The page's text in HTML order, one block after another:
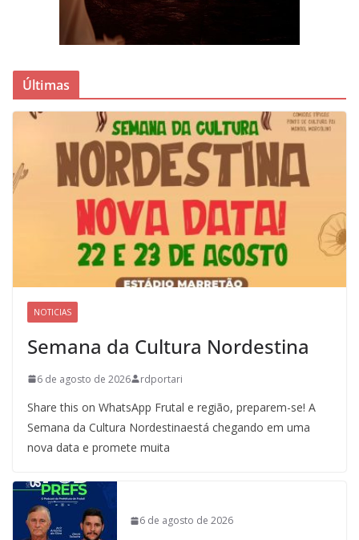
Últimas
NOTICIAS
Semana da Cultura Nordestina
6 de agosto de 2026 rdportari
Share this on WhatsApp Frutal e região, preparem-se! A
Semana da Cultura Nordestinaestá chegando em uma
nova data e promete muita
6 de agosto de 2026